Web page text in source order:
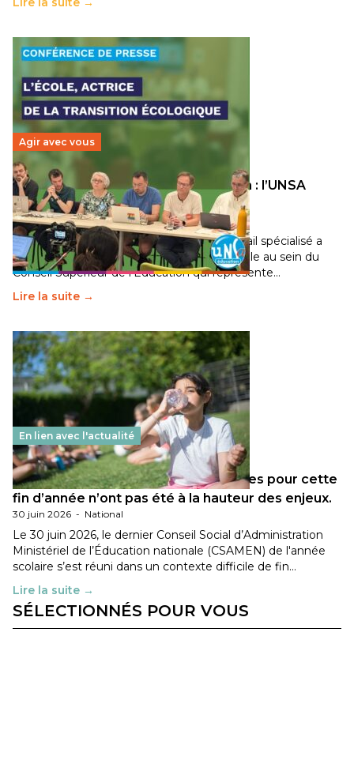
Agir avec vous
Transition écologique de l’éducation : l’UNSA
Éducation fait bouger les lignes
30 juin 2026-National
Pendant plusieurs mois, un groupe de travail spécialisé a
travaillé sur la transition écologique de l’Ecole au sein du
Conseil Supérieur de l’Éducation qui représente…
Lire la suite →
En lien avec l'actualité
Les décisions ministérielles attendues pour cette
fin d’année n’ont pas été à la hauteur des enjeux.
30 juin 2026 - National
Le 30 juin 2026, le dernier Conseil Social d’Administration
Ministériel de l’Éducation nationale (CSAMEN) de l'année
scolaire s’est réuni dans un contexte difficile de fin…
Lire la suite →
SÉLECTIONNÉS POUR VOUS